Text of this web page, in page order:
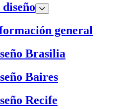
general
Brasilia
Baires
Recife